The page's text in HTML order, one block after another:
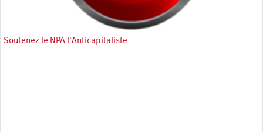
Soutenez le NPA l'Anticapitaliste